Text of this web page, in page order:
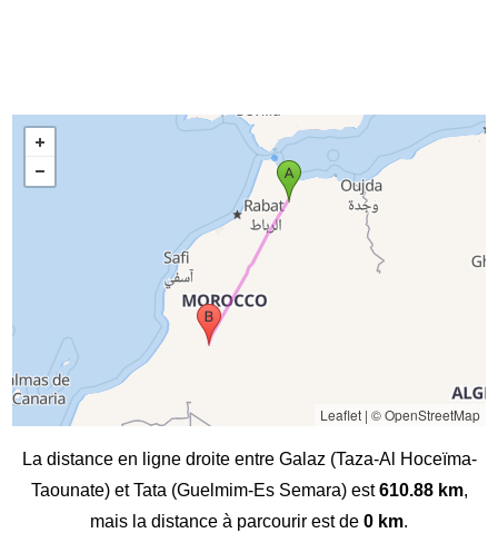
Leaflet| © OpenStreetMap
La distance en ligne droite entre Galaz (Taza-Al Hoceïma-
Taounate) et Tata (Guelmim-Es Semara) est610.88 km,
mais la distance à parcourir est de 0 km.